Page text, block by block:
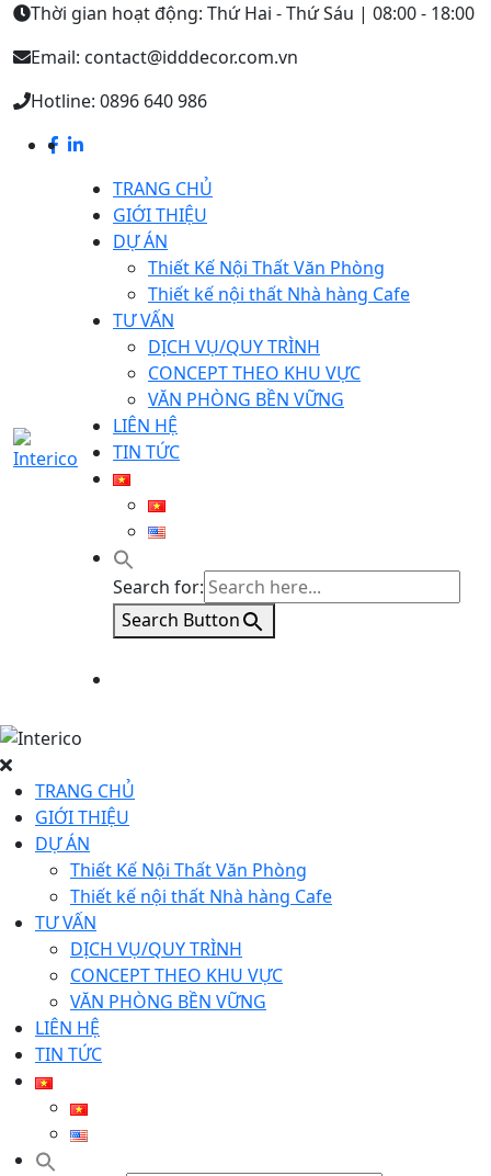
Thời gian hoạt động: Thứ Hai - Thứ Sáu | 08:00 - 18:00
Email: contact@idddecor.com.vn
Hotline: 0896 640 986
TRANG CHỦ
GIỚI THIỆU
DỰ ÁN
Thiết Kế Nội Thất Văn Phòng
Thiết kế nội thất Nhà hàng Cafe
TƯ VẤN
DỊCH VỤ/QUY TRÌNH
CONCEPT THEO KHU VỰC
VĂN PHÒNG BỀN VỮNG
LIÊN HỆ
TIN TỨC
Search for:
Search Button
TRANG CHỦ
GIỚI THIỆU
DỰ ÁN
Thiết Kế Nội Thất Văn Phòng
Thiết kế nội thất Nhà hàng Cafe
TƯ VẤN
DỊCH VỤ/QUY TRÌNH
CONCEPT THEO KHU VỰC
VĂN PHÒNG BỀN VỮNG
LIÊN HỆ
TIN TỨC